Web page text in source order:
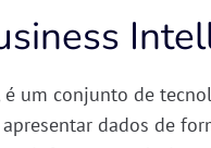
é um conjunto de
dados de